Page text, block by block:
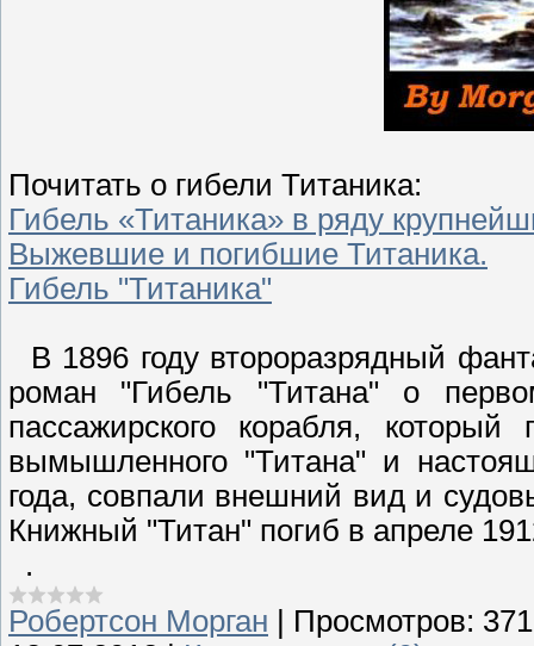
Почитать о гибели Титаника:
Гибель «Титаника» в ряду
Выжевшие и погибшие Титаника.
Гибель "Титаника"
В 1896 году второразрядный
роман "Гибель "Титана" о
пассажирского корабля,
вымышленного "Титана" и
года, совпали внешний вид и
Книжный "Титан" погиб в апреле
.
Робертсон Морган | Просмотров: